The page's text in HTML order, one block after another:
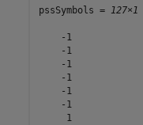
pssSymbols = 127×1
    -1
    -1
    -1
    -1
    -1
    -1
     1